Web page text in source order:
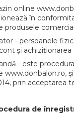
online
în
produsele
- persoanele
și
- este
www.donbalon.ro,
prin acceptarea
de